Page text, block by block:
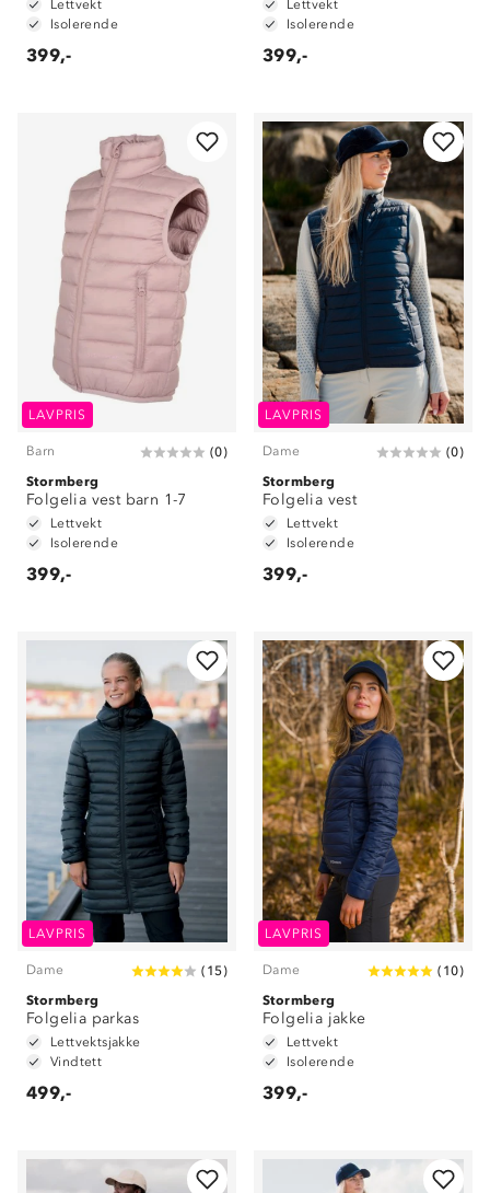
Lettvekt
Isolerende
399,-
Lettvekt
Isolerende
399,-
LAVPRIS
Barn (0)
Stormberg
Folgelia vest barn 1-7
Lettvekt
Isolerende
399,-
LAVPRIS
Dame (0)
Stormberg
Folgelia vest
Lettvekt
Isolerende
399,-
LAVPRIS
Dame ( 15)
Stormberg
Folgelia parkas
Lettvektsjakke
Vindtett
499,-
LAVPRIS
Dame ( 10)
Stormberg
Folgelia jakke
Lettvekt
Isolerende
399,-